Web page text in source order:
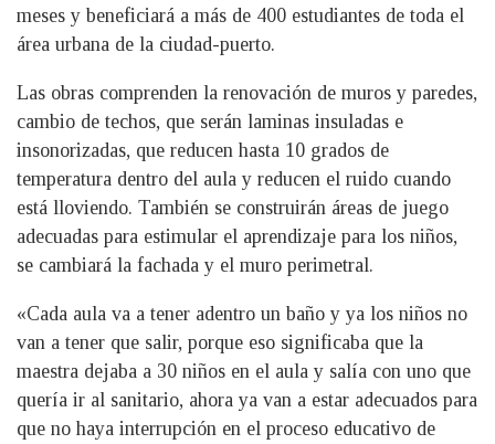
meses y beneficiará a más de 400 estudiantes de toda el
área urbana de la ciudad-puerto.
Las obras comprenden la renovación de muros y paredes,
cambio de techos, que serán laminas insuladas e
insonorizadas, que reducen hasta 10 grados de
temperatura dentro del aula y reducen el ruido cuando
está lloviendo. También se construirán áreas de juego
adecuadas para estimular el aprendizaje para los niños,
se cambiará la fachada y el muro perimetral.
«Cada aula va a tener adentro un baño y ya los niños no
van a tener que salir, porque eso significaba que la
maestra dejaba a 30 niños en el aula y salía con uno que
quería ir al sanitario, ahora ya van a estar adecuados para
que no haya interrupción en el proceso educativo de